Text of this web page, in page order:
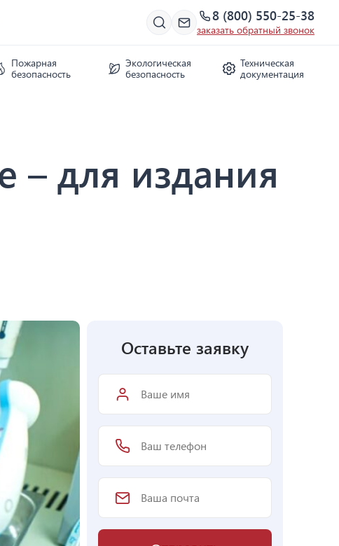
8 (800) 550-25-38
заказать обратный звонок
Пожарная
безопасность
Экологическая
безопасность
Техническая
документация
– для издания
Оставьте заявку